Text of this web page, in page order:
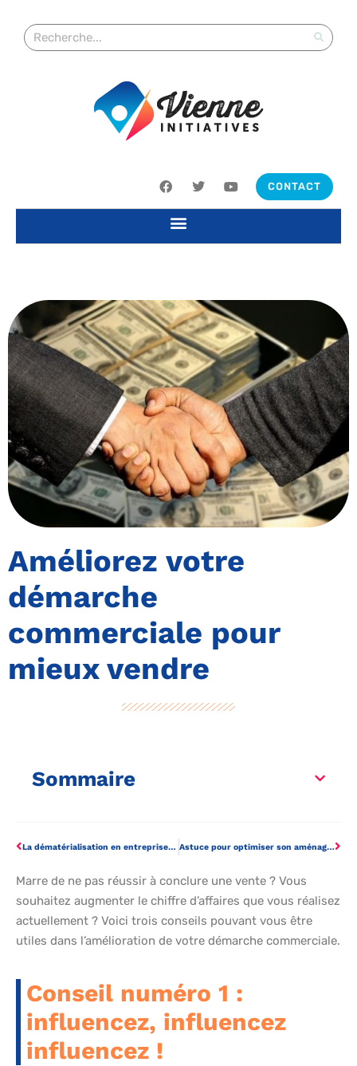
CONTACT
Améliorez votre
démarche
commerciale pour
mieux vendre
Sommaire
La dématérialisation en entreprise : un pilier de la transformation digitale Astuce pour optimiser son aménagement de bureau professionnel
Marre de ne pas réussir à conclure une vente ? Vous
souhaitez augmenter le chiffre d’affaires que vous réalisez
actuellement ? Voici trois conseils pouvant vous être
utiles dans l’amélioration de votre démarche commerciale.
Conseil numéro 1 :
influencez, influencez
influencez !